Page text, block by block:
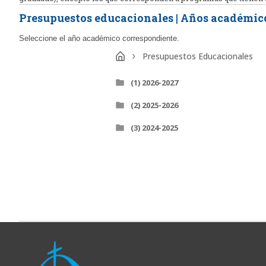
Presupuestos educacionales | Años
Seleccione el año académico correspondiente.
Presupuestos Educacionales
(1) 2026-2027
(2) 2025-2026
(3) 2024-2025